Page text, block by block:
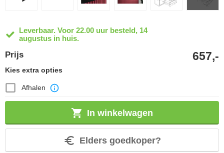
Leverbaar. Voor 22.00 uur besteld, 14
augustus in huis.
Prijs 657,-
Kies extra opties
Afhalen
In winkelwagen
Elders goedkoper?